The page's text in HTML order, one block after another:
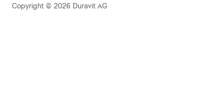
Copyright © 2026 Duravit AG